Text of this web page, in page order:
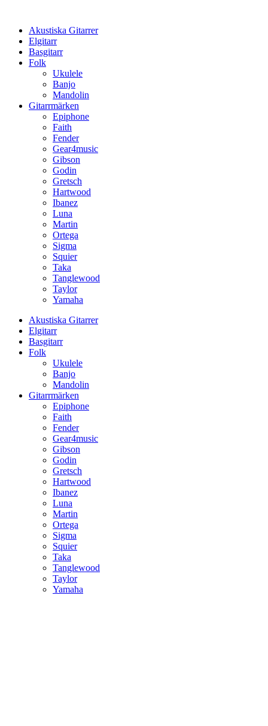
innehållAkustiska Gitarrer
Elgitarr
Basgitarr
Folk
Ukulele
Banjo
Mandolin
Gitarrmärken
Epiphone
Faith
Fender
Gear4music
Gibson
Godin
Gretsch
Hartwood
Ibanez
Luna
Martin
Ortega
Sigma
Squier
Taka
Tanglewood
Taylor
Yamaha
Akustiska Gitarrer
Elgitarr
Basgitarr
Folk
Ukulele
Banjo
Mandolin
Gitarrmärken
Epiphone
Faith
Fender
Gear4music
Gibson
Godin
Gretsch
Hartwood
Ibanez
Luna
Martin
Ortega
Sigma
Squier
Taka
Tanglewood
Taylor
Yamaha